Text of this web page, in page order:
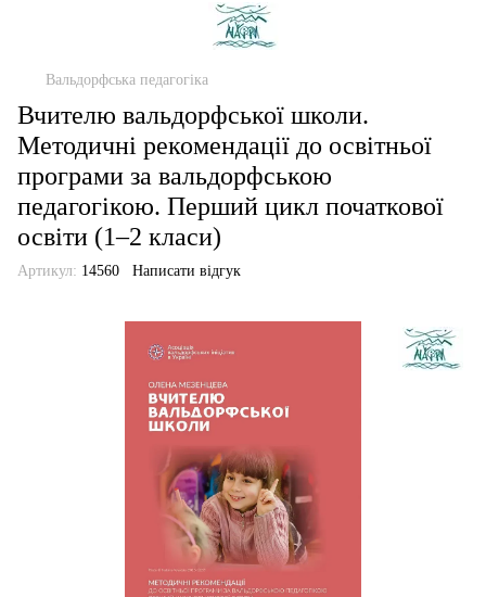
Вальдорфська педагогіка
Вчителю вальдорфської школи.
Методичні рекомендації до освітньої
програми за вальдорфською
педагогікою. Перший цикл початкової
освіти (1–2 класи)
Артикул: 14560 Написати відгук